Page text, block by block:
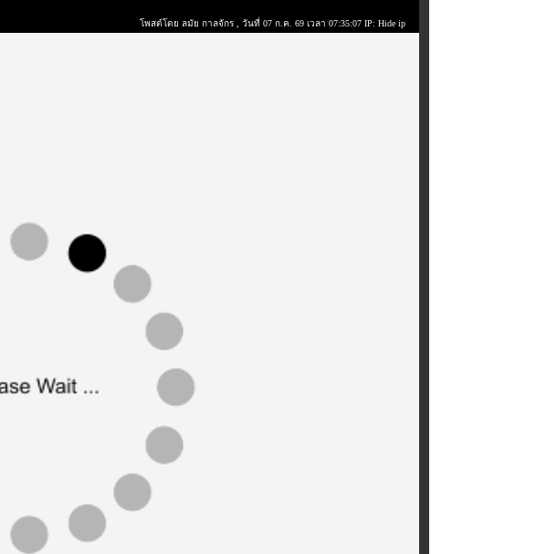
โพสต์โดย ลมัย กาลจักร , วันที่ 07 ก.ค. 69 เวลา 07:35:07 IP: Hide ip